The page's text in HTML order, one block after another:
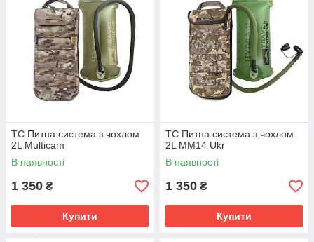
ТС Питна система з чохлом
2L Multicam
В наявності
1 350 ₴
Купити
ТС Питна система з чохлом
2L MM14 Ukr
В наявності
1 350 ₴
Купити